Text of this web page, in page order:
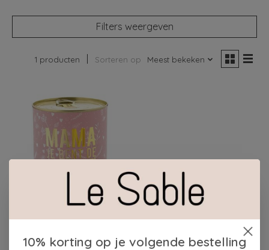
Filters weergeven
1 producten Sorteren op Meest bekeken
BENT DE BESTE
€13,95
10% korting op je volgende bestelling